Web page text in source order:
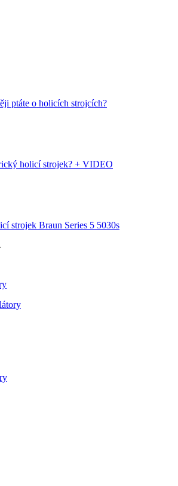
ptáte o holicích strojcích?
holicí strojek? + VIDEO
strojek Braun Series 5 5030s